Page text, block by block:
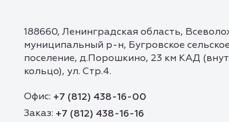
188660, Ленинградская область,
муниципальный р-н, Бугровское
поселение, д.Порошкино, 23 км КАД
кольцо), ул. Стр.4.
Офис: +7 (812) 438-16-00
Заказ: +7 (812) 438-16-16